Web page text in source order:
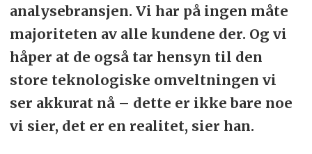
analysebransjen. Vi har på ingen måte
majoriteten av alle kundene der. Og vi
håper at de også tar hensyn til den
store teknologiske omveltningen vi
ser akkurat nå – dette er ikke bare noe
vi sier, det er en realitet, sier han.